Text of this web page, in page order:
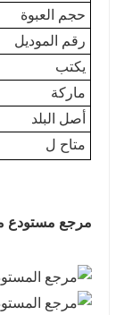
حجم العبوة
رقم الموديل
يكتب
ماركة
أصل البلد
متاح ل
مرجع مستودع